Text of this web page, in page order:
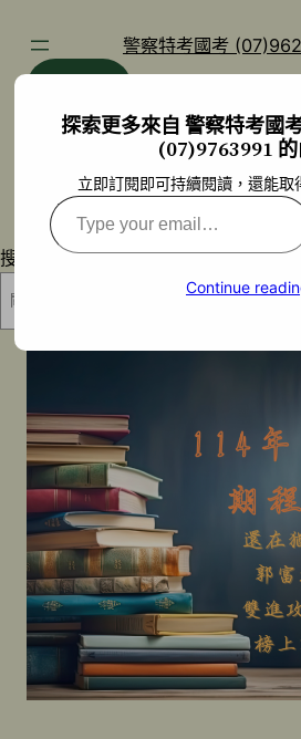
警察特考國考
搜尋
探索更多來自 警察特考國
(07)9763991
立即訂閱即可持續閱讀，還能取
Type
your
Continue